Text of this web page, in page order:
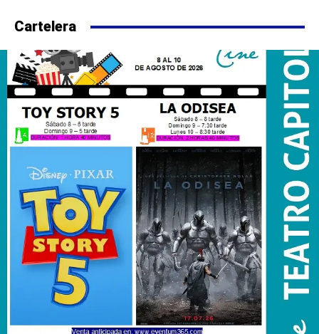
Cartelera